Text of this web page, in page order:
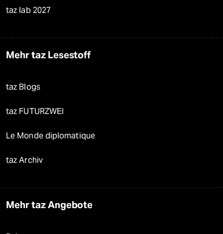
taz lab 2027
Mehr taz Lesestoff
taz Blogs
taz FUTURZWEI
Le Monde diplomatique
taz Archiv
Mehr taz Angebote